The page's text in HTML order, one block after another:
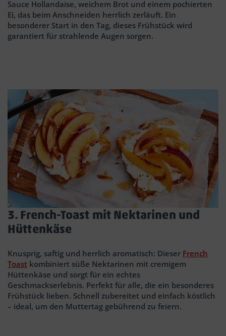
Sauce Hollandaise, weichem Brot und einem pochierten
Ei, das beim Anschneiden herrlich zerläuft. Ein
besonderer Start in den Tag, dieses Frühstück wird
garantiert für strahlende Augen sorgen.
3. French-Toast mit Nektarinen und
Hüttenkäse
Knusprig, saftig und herrlich aromatisch: Dieser French
Toast kombiniert süße Nektarinen mit cremigem
Hüttenkäse und sorgt für ein echtes
Geschmackserlebnis. Perfekt für alle, die ein besonderes
Frühstück lieben. Schnell zubereitet und einfach köstlich
– ideal, um den Muttertag gebührend zu feiern.